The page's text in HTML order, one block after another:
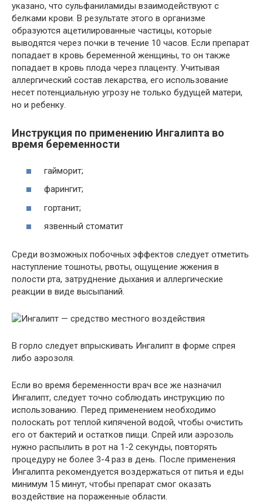
указано, что сульфаниламиды взаимодействуют с
белками крови. В результате этого в организме
образуются ацетилированные частицы, которые
выводятся через почки в течение 10 часов. Если препарат
попадает в кровь беременной женщины, то он также
попадает в кровь плода через плаценту. Учитывая
аллергический состав лекарства, его использование
несет потенциальную угрозу не только будущей матери,
но и ребенку.
Инструкция по применению Ингалипта во
время беременности
гайморит;
фарингит;
гортанит;
язвенный стоматит
Среди возможных побочных эффектов следует отметить
наступление тошноты, рвоты, ощущение жжения в
полости рта, затруднение дыхания и аллергические
реакции в виде высыпаний.
В горло следует впрыскивать Ингалипт в форме спрея
либо аэрозоля.
Если во время беременности врач все же назначил
Ингалипт, следует точно соблюдать инструкцию по
использованию. Перед применением необходимо
полоскать рот теплой кипяченой водой, чтобы очистить
его от бактерий и остатков пищи. Спрей или аэрозоль
нужно распылить в рот на 1-2 секунды, повторять
процедуру не более 3-4 раз в день. После применения
Ингалипта рекомендуется воздержаться от питья и еды
минимум 15 минут, чтобы препарат смог оказать
воздействие на пораженные области.